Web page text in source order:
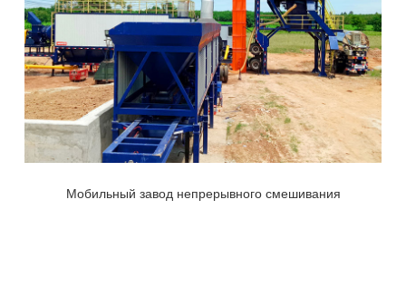
Мобильный завод непрерывного смешивания